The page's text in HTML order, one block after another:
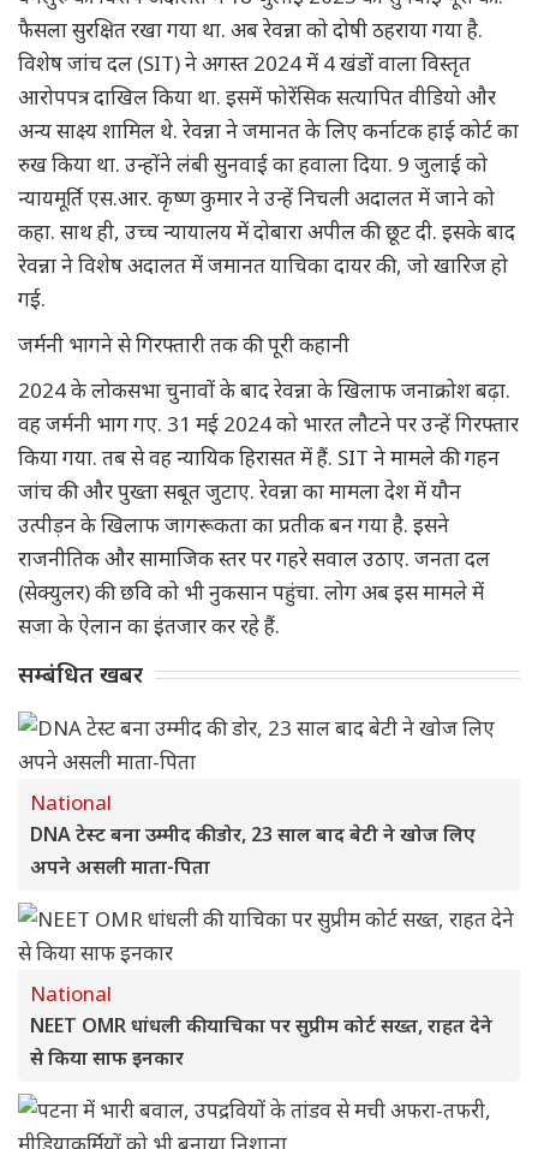
फैसला सुरक्षित रखा गया था. अब रेवन्ना को दोषी ठहराया गया है.
विशेष जांच दल (SIT) ने अगस्त 2024 में 4 खंडों वाला विस्तृत
आरोपपत्र दाखिल किया था. इसमें फोरेंसिक सत्यापित वीडियो और
अन्य साक्ष्य शामिल थे. रेवन्ना ने जमानत के लिए कर्नाटक हाई कोर्ट का
रुख किया था. उन्होंने लंबी सुनवाई का हवाला दिया. 9 जुलाई को
न्यायमूर्ति एस.आर. कृष्ण कुमार ने उन्हें निचली अदालत में जाने को
कहा. साथ ही, उच्च न्यायालय में दोबारा अपील की छूट दी. इसके बाद
रेवन्ना ने विशेष अदालत में जमानत याचिका दायर की, जो खारिज हो
गई.
जर्मनी भागने से गिरफ्तारी तक की पूरी कहानी
2024 के लोकसभा चुनावों के बाद रेवन्ना के खिलाफ जनाक्रोश बढ़ा.
वह जर्मनी भाग गए. 31 मई 2024 को भारत लौटने पर उन्हें गिरफ्तार
किया गया. तब से वह न्यायिक हिरासत में हैं. SIT ने मामले की गहन
जांच की और पुख्ता सबूत जुटाए. रेवन्ना का मामला देश में यौन
उत्पीड़न के खिलाफ जागरूकता का प्रतीक बन गया है. इसने
राजनीतिक और सामाजिक स्तर पर गहरे सवाल उठाए. जनता दल
(सेक्युलर) की छवि को भी नुकसान पहुंचा. लोग अब इस मामले में
सजा के ऐलान का इंतजार कर रहे हैं.
सम्बंधित खबर
National
DNA टेस्ट बना उम्मीद की डोर, 23 साल बाद बेटी ने खोज लिए
अपने असली माता-पिता
National
NEET OMR धांधली की याचिका पर सुप्रीम कोर्ट सख्त, राहत देने
से किया साफ इनकार